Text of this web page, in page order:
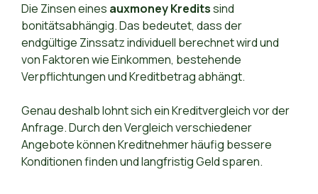
Die Zinsen eines auxmoney Kreditssind
bonitätsabhängig. Das bedeutet, dass der
endgültige Zinssatz individuell berechnet wird und
von Faktoren wie Einkommen, bestehende
Verpflichtungen und Kreditbetrag abhängt.
Genau deshalb lohnt sich ein Kreditvergleich vor der
Anfrage. Durch den Vergleich verschiedener
Angebote können Kreditnehmer häufig bessere
Konditionen finden und langfristig Geld sparen.